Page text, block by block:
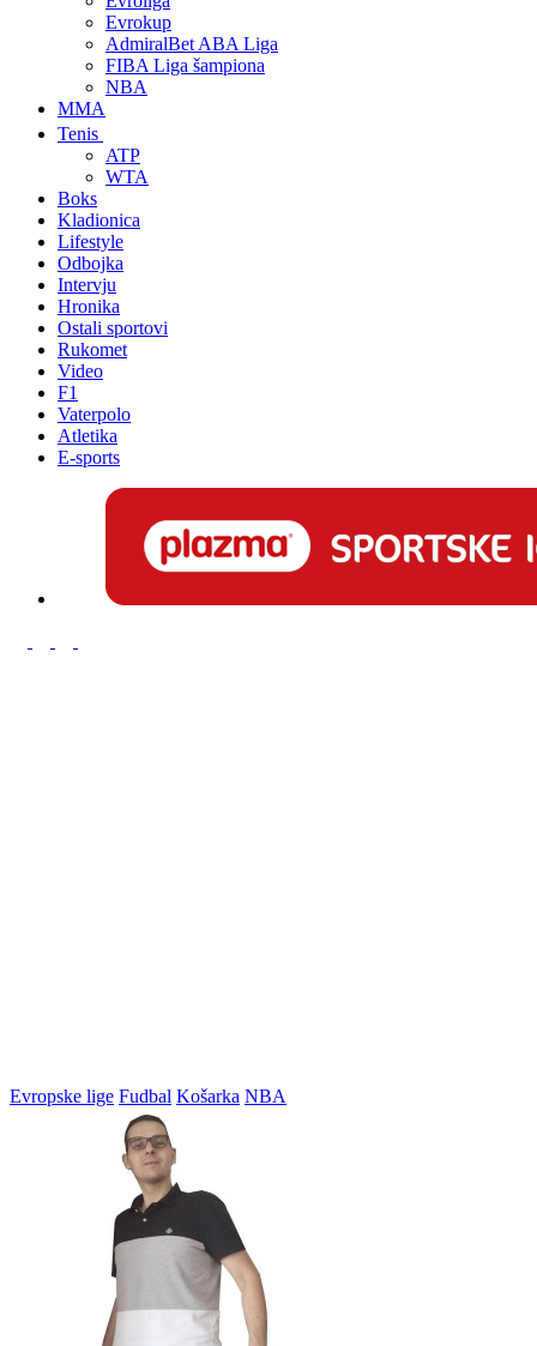
Evrokup
AdmiralBet ABA Liga
FIBA Liga šampiona
NBA
MMA
Tenis
ATP
WTA
Boks
Kladionica
Lifestyle
Odbojka
Intervju
Hronika
Ostali sportovi
Rukomet
Video
F1
Vaterpolo
Atletika
E-sports
Evropske lige Fudbal Košarka NBA